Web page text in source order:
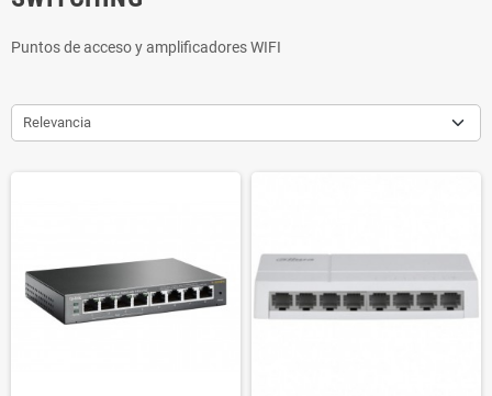
Puntos de acceso y amplificadores WIFI
Relevancia